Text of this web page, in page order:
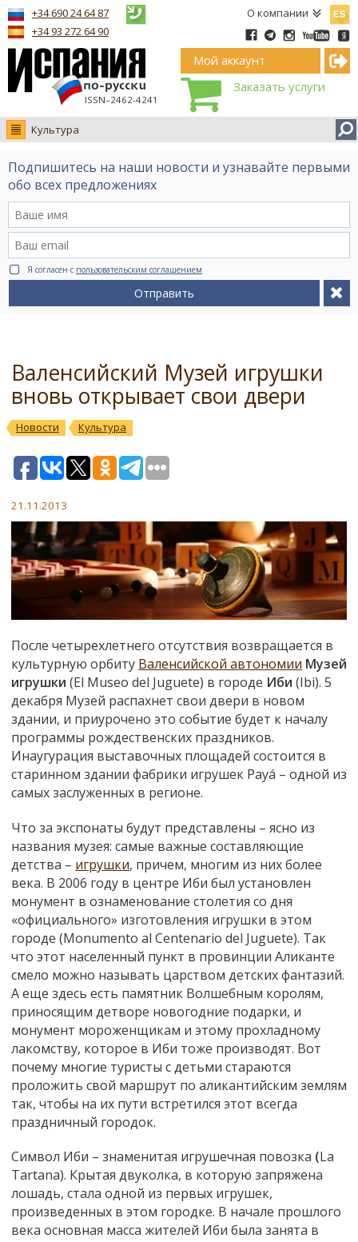
О компании
ISSN–2462-4241
+34 690 24 64 87
+34 93 272 64 90
Мой аккаунт
Заказать услуги
Культура
Новости
Интервью
Видео Ruso.TV
BCN life
Сервис на немецком
Подпишитесь на наши новости и узнавайте первыми
обо всех предложениях
Я согласен с пользовательским соглашением
Отправить
Валенсийский Музей игрушки
вновь открывает свои двери
Новости Культура
21.11.2013
После четырехлетнего отсутствия возвращается в
культурную орбиту Валенсийской автономии Музей
игрушки (El Museo del Juguete) в городе Иби (Ibi). 5
декабря Музей распахнет свои двери в новом
здании, и приурочено это событие будет к началу
программы рождественских праздников.
Инаугурация выставочных площадей состоится в
старинном здании фабрики игрушек Payá – одной из
самых заслуженных в регионе.
Что за экспонаты будут представлены – ясно из
названия музея: самые важные составляющие
детства – игрушки, причем, многим из них более
века. В 2006 году в центре Иби был установлен
монумент в ознаменование столетия со дня
«официального» изготовления игрушки в этом
городе (Monumento al Centenario del Juguete). Так
что этот населенный пункт в провинции Аликанте
смело можно называть царством детских фантазий.
А еще здесь есть памятник Волшебным королям,
приносящим детворе новогодние подарки, и
монумент мороженщикам и этому прохладному
лакомству, которое в Иби тоже производят. Вот
почему многие туристы с детьми стараются
проложить свой маршрут по аликантийским землям
так, чтобы на их пути встретился этот всегда
праздничный городок.
Символ Иби – знаменитая игрушечная повозка (La
Tartana). Крытая двуколка, в которую запряжена
лошадь, стала одной из первых игрушек,
произведенных в этом городке. В начале прошлого
века основная масса жителей Иби была занята в